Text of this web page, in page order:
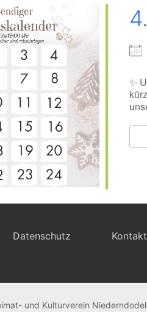
✨
Datenschutz Kontakt
und Kulturverein